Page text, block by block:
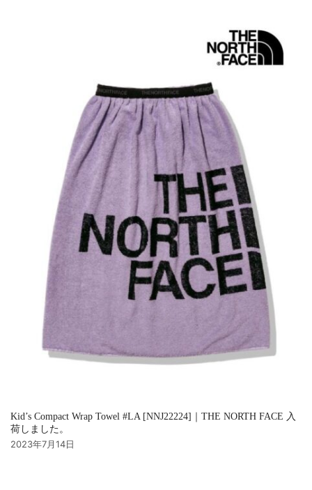
Kid’s Compact Wrap Towel #LA [NNJ22224]｜THE NORTH FACE 入
荷しました。
2023年7月14日